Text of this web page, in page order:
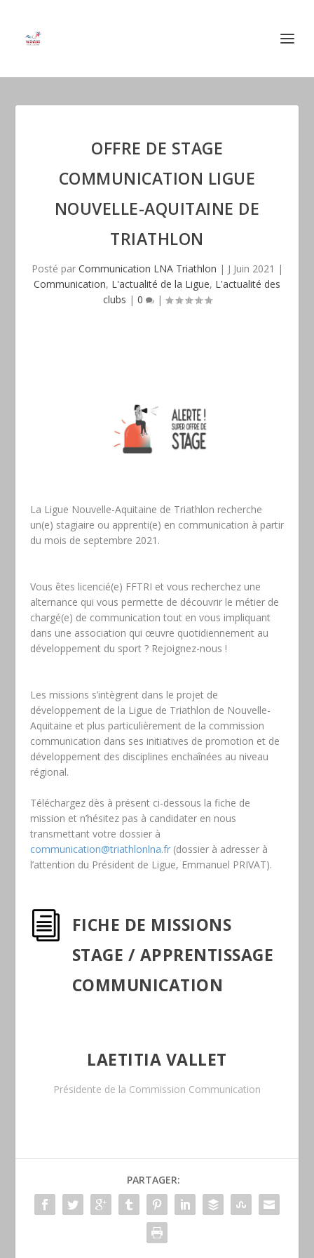
OFFRE DE STAGE
COMMUNICATION LIGUE
NOUVELLE-AQUITAINE DE
TRIATHLON
Posté par Communication LNA Triathlon | J Juin 2021 |
Communication, L'actualité de la Ligue, L'actualité des
clubs | 0 |
La Ligue Nouvelle-Aquitaine de Triathlon recherche
un(e) stagiaire ou apprenti(e) en communication à partir
du mois de septembre 2021.
Vous êtes licencié(e) FFTRI et vous recherchez une
alternance qui vous permette de découvrir le métier de
chargé(e) de communication tout en vous impliquant
dans une association qui œuvre quotidiennement au
développement du sport ? Rejoignez-nous !
Les missions s’intègrent dans le projet de
développement de la Ligue de Triathlon de Nouvelle-
Aquitaine et plus particulièrement de la commission
communication dans ses initiatives de promotion et de
développement des disciplines enchaînées au niveau
régional.
Téléchargez dès à présent ci-dessous la fiche de
mission et n’hésitez pas à candidater en nous
transmettant votre dossier à
communication@triathlonlna.fr(dossier à adresser à
l’attention du Président de Ligue, Emmanuel PRIVAT).
i
FICHE DE MISSIONS
STAGE / APPRENTISSAGE
COMMUNICATION
LAETITIA VALLET
Présidente de la Commission Communication
PARTAGER: